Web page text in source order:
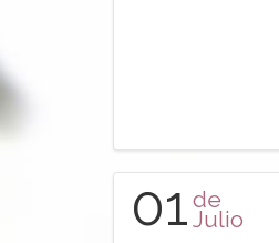
01 de
Julio